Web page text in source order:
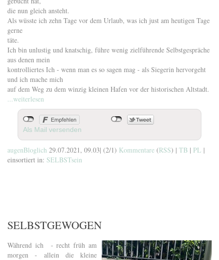
die nun gleich ansteht.
Als wüsste ich zehn Tage vor dem Urlaub, was ich just am heutigen Tage
gerne
täte.
Ich bin unlustig und knatschig, führe wenig zielführende Selbstgespräche
aus denen mein
kontrolliertes Ich - wenn man es so sagen mag - als Siegerin hervorgeht
und ich mache mich
auf dem Weg zu dem winzig kleinen Hafen vor der historischen Altstadt.
...weiterlesen
Als Mail versenden
augenBloglich 29.07.2021, 09.03| (2/1) Kommentare (RSS) | TB | PL |
einsortiert in: SELBSTsein
SELBSTGEWOGEN
Während ich - recht früh am
morgen - allein die kleine